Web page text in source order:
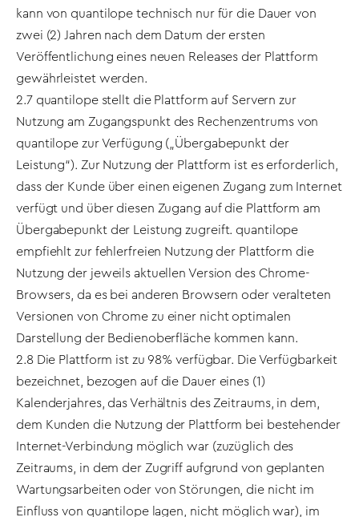
kann von quantilope technisch nur für die Dauer von
zwei (2) Jahren nach dem Datum der ersten
Veröffentlichung eines neuen Releases der Plattform
gewährleistet werden.
2.7 quantilope stellt die Plattform auf Servern zur
Nutzung am Zugangspunkt des Rechenzentrums von
quantilope zur Verfügung („Übergabepunkt der
Leistung“). Zur Nutzung der Plattform ist es erforderlich,
dass der Kunde über einen eigenen Zugang zum Internet
verfügt und über diesen Zugang auf die Plattform am
Übergabepunkt der Leistung zugreift. quantilope
empfiehlt zur fehlerfreien Nutzung der Plattform die
Nutzung der jeweils aktuellen Version des Chrome-
Browsers, da es bei anderen Browsern oder veralteten
Versionen von Chrome zu einer nicht optimalen
Darstellung der Bedienoberfläche kommen kann.
2.8 Die Plattform ist zu 98% verfügbar. Die Verfügbarkeit
bezeichnet, bezogen auf die Dauer eines (1)
Kalenderjahres, das Verhältnis des Zeitraums, in dem,
dem Kunden die Nutzung der Plattform bei bestehender
Internet-Verbindung möglich war (zuzüglich des
Zeitraums, in dem der Zugriff aufgrund von geplanten
Wartungsarbeiten oder von Störungen, die nicht im
Einfluss von quantilope lagen, nicht möglich war), im